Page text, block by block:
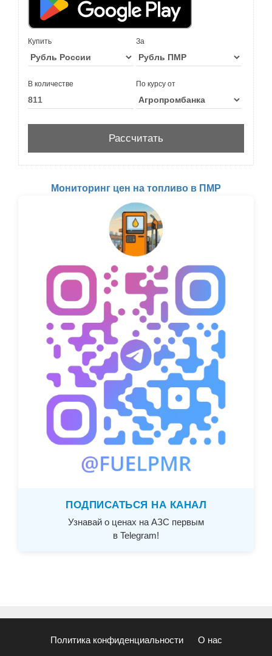
Купить За
В количестве По курсу от
Мониторинг цен на топливо в ПМР
ПОДПИСАТЬСЯ НА КАНАЛ
Узнавай о ценах на АЗС первым
в Telegram!
Политика конфиденциальности О нас